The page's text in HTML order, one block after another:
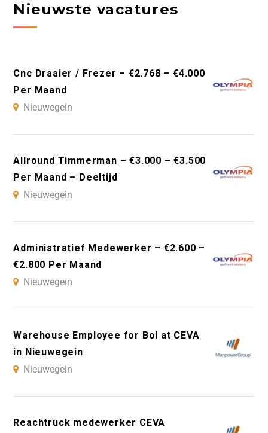
Nieuwste vacatures
Cnc Draaier / Frezer – €2.768 – €4.000
Per Maand
Nieuwegein
Allround Timmerman – €3.000 – €3.500
Per Maand – Deeltijd
Nieuwegein
Administratief Medewerker – €2.600 –
€2.800 Per Maand
Nieuwegein
Warehouse Employee for Bol at CEVA
in Nieuwegein
Nieuwegein
Reachtruck medewerker CEVA